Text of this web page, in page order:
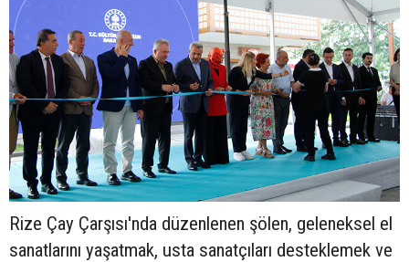
Rize Çay Çarşısı'nda düzenlenen şölen, geleneksel el
sanatlarını yaşatmak, usta sanatçıları desteklemek ve